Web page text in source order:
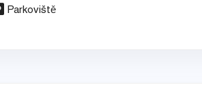
Parkoviště